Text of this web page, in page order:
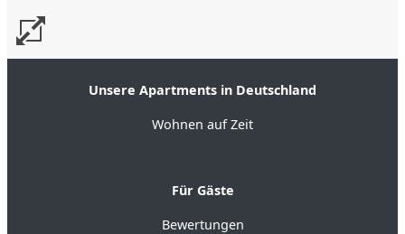
Unsere Apartments in Deutschland
Wohnen auf Zeit
Für Gäste
Bewertungen